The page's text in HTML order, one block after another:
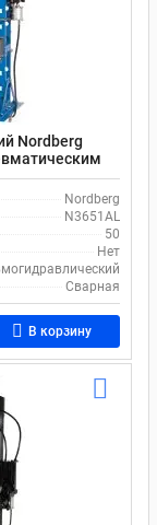
Nordberg
Nordberg
N3651AL
50
Нет
Сварная
В корзину